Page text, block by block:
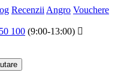
Recenzii Angro Vouchere
100 (9:00-13:00)